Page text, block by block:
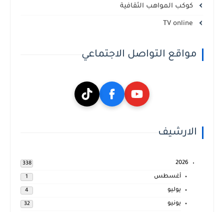
كوكب المواهب الثقافية
مواقع التواصل الاجتماعي
الارشيف
2026
338
أغسطس 1
يوليو 4
يونيو 32